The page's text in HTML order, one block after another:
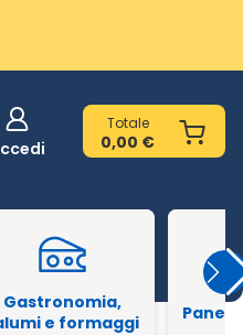
Totale
0,00 €
Gastronomia,
e formaggi
Pane